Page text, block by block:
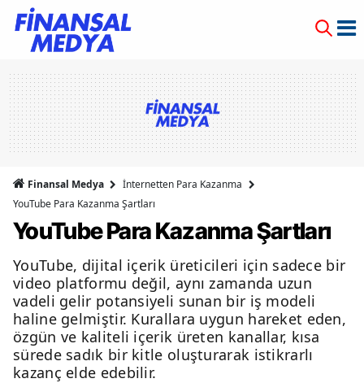
Finansal Medya
İnternetten Para Kazanma
YouTube Para Kazanma Şartları
YouTube Para Kazanma Şartları
YouTube, dijital içerik üreticileri için sadece bir
video platformu değil, aynı zamanda uzun
vadeli gelir potansiyeli sunan bir iş modeli
haline gelmiştir. Kurallara uygun hareket eden,
özgün ve kaliteli içerik üreten kanallar, kısa
sürede sadık bir kitle oluşturarak istikrarlı
kazanç elde edebilir.